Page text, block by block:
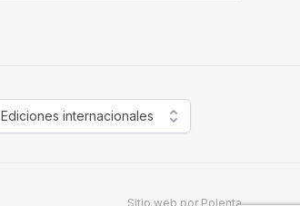
Ediciones internacionales
Sitio web por Polenta